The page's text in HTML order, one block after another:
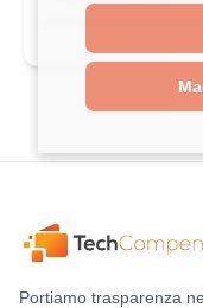
Portiamo trasparenza